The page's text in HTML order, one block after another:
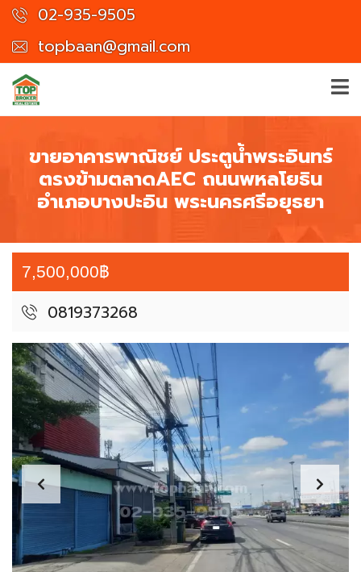
02-935-9505
topbaan@gmail.com
ขายอาคารพาณิชย์ ประตูน้ำพระอินทร์
ตรงข้ามตลาดAEC ถนนพหลโยธิน
อำเภอบางปะอิน พระนครศรีอยุธยา
7,500,000฿
0819373268